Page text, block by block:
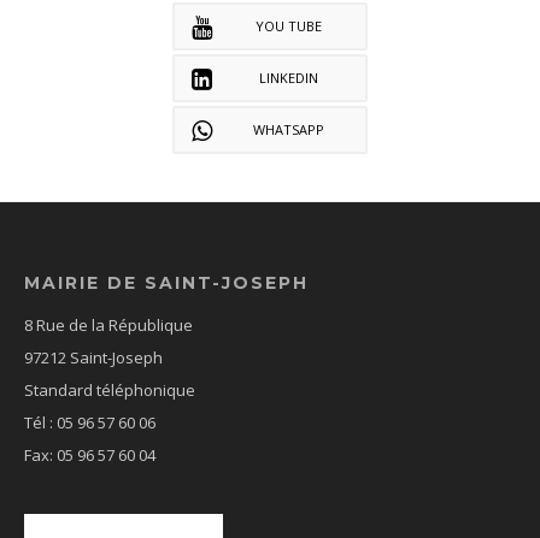
YOU TUBE
LINKEDIN
WHATSAPP
MAIRIE DE SAINT-JOSEPH
8 Rue de la République
97212 Saint-Joseph
Standard téléphonique
Tél : 05 96 57 60 06
Fax: 05 96 57 60 04